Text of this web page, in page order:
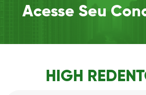
Acesse Seu
HIGH